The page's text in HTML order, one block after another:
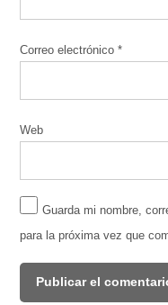
Correo electrónico*
Web
Guarda mi nombre,
para la próxima vez que